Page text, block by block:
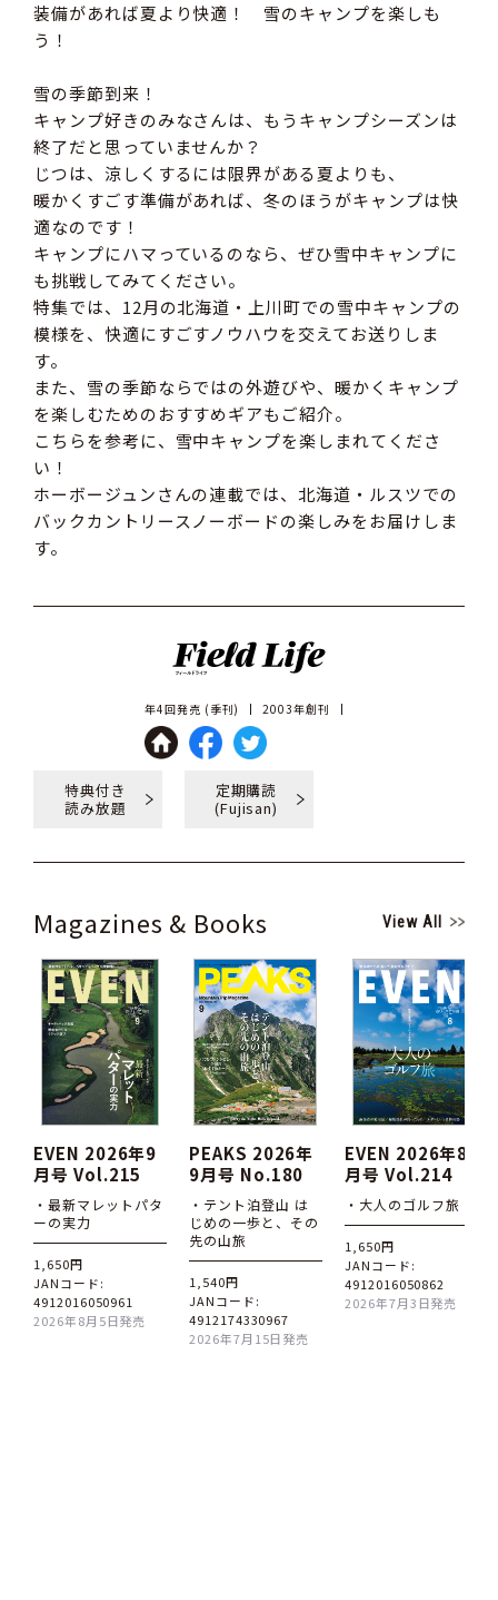
装備があれば夏より快適！ 雪のキャンプを楽しも
う！
雪の季節到来！
キャンプ好きのみなさんは、もうキャンプシーズンは
終了だと思っていませんか？
じつは、涼しくするには限界がある夏よりも、
暖かくすごす準備があれば、冬のほうがキャンプは快
適なのです！
キャンプにハマっているのなら、ぜひ雪中キャンプに
も挑戦してみてください。
特集では、12月の北海道・上川町での雪中キャンプの
模様を、快適にすごすノウハウを交えてお送りしま
す。
また、雪の季節ならではの外遊びや、暖かくキャンプ
を楽しむためのおすすめギアもご紹介。
こちらを参考に、雪中キャンプを楽しまれてくださ
い！
ホーボージュンさんの連載では、北海道・ルスツでの
バックカントリースノーボードの楽しみをお届けしま
す。
年4回発売 (季刊) 2003年創刊
特典付き
読み放題
定期購読
(Fujisan)
Magazines & Books View All
EVEN 2026年9
月号 Vol.215
・最新マレットパタ
ーの実力
1,650円
JANコード:
4912016050961
2026年8月5日発売
PEAKS 2026年
9月号 No.180
・テント泊登山 は
じめの一歩と、その
先の山旅
1,540円
JANコード:
4912174330967
2026年7月15日発売
EVEN 2026年8
月号 Vol.214
・大人のゴルフ旅
1,650円
JANコード:
4912016050862
2026年7月3日発売